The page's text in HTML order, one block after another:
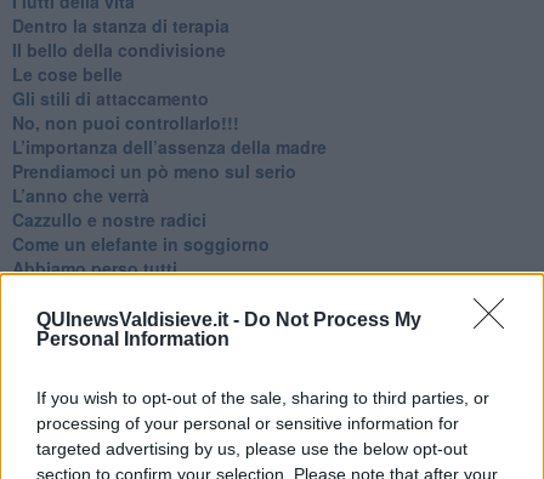
QUInewsValdisieve.it - Do Not Process My
Personal Information
If you wish to opt-out of the sale, sharing to third parties, or
processing of your personal or sensitive information for
targeted advertising by us, please use the below opt-out
section to confirm your selection. Please note that after your
​Dentro la stanza di terapia
​Il bello della condivisione
Le cose belle
​Gli stili di attaccamento
No, non puoi controllarlo!!!
​L’importanza dell’assenza della madre
​Prendiamoci un pò meno sul serio
​L’anno che verrà
​Cazzullo e nostre radici
​Come un elefante in soggiorno
​Abbiamo perso tutti
​Chi sono i genitori elicottero
Come è davvero la terapia
​L’importanza della comunicazione in famiglia
​Il diritto ad essere disconnessi
​Il pensiero dicotomico e la salute mentale
​Consigli di lettura per genitori e non solo